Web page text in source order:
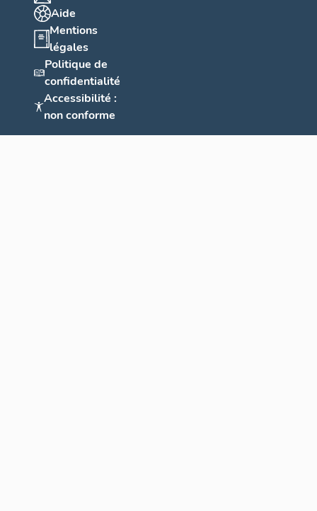
Aide
Mentions
légales
Politique de
confidentialité
Accessibilité :
non conforme